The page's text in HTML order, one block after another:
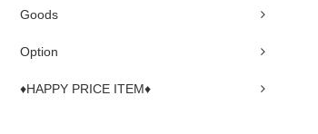
Goods
Option
♦HAPPY PRICE ITEM♦